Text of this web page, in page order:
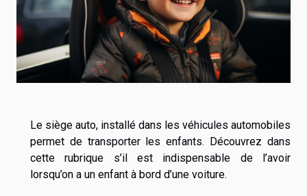
Le siège auto, installé dans les véhicules automobiles
permet de transporter les enfants. Découvrez dans
cette rubrique s’il est indispensable de l’avoir
lorsqu’on a un enfant à bord d’une voiture.